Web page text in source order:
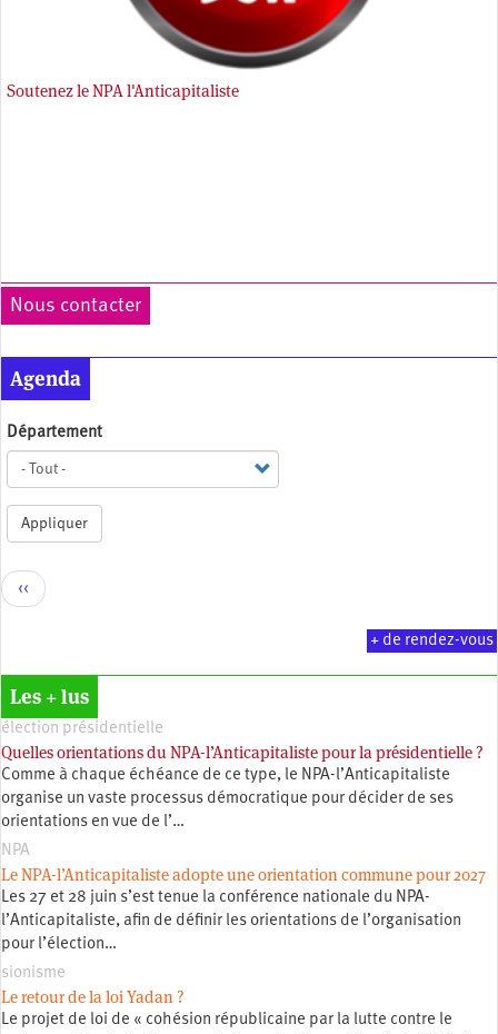
Soutenez le NPA l'Anticapitaliste
Nous contacter
Agenda
Département
Appliquer
Pagination
Page
précédente
‹‹
+ de rendez-vous
Les + lus
élection présidentielle
Quelles orientations du NPA-l’Anticapitaliste pour la présidentielle ?
Comme à chaque échéance de ce type, le NPA-l’Anticapitaliste
organise un vaste processus démocratique pour décider de ses
orientations en vue de l’…
NPA
Le NPA-l’Anticapitaliste adopte une orientation commune pour 2027
Les 27 et 28 juin s’est tenue la conférence nationale du NPA-
l’Anticapitaliste, afin de définir les orientations de l’organisation
pour l’élection…
sionisme
Le retour de la loi Yadan ?
Le projet de loi de « cohésion républicaine par la lutte contre le